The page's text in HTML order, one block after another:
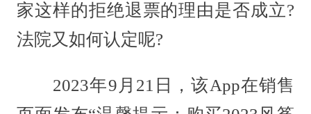
家这样的拒绝退票的理由是否成立?
法院又如何认定呢?
2023年9月21日，该App在销售